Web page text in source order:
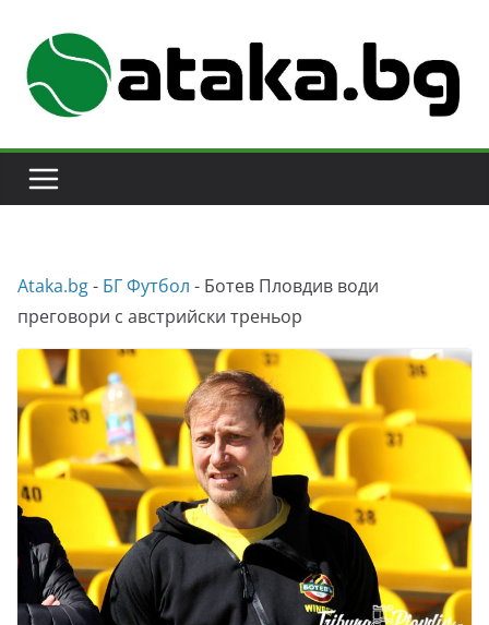
content
Аtaka.bg- БГ Футбол - Ботев Пловдив води
преговори с австрийски треньор